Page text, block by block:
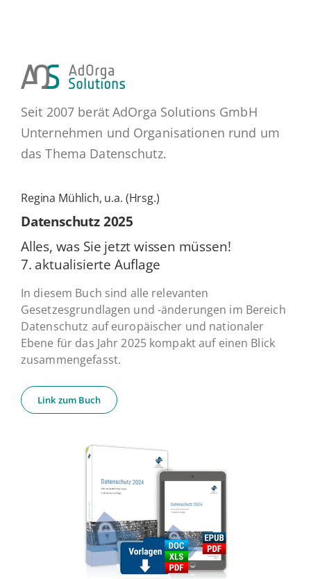
Seit 2007 berät AdOrga Solutions GmbH
Unternehmen und Organisationen rund um
das Thema Datenschutz.
Regina Mühlich, u.a. (Hrsg.)
Daten­schutz 2025
Alles, was Sie jetzt wissen müssen!
7. ak­tua­li­sier­te Auflage
In diesem Buch sind alle relevanten
Gesetzesgrundlagen und -änderungen im Bereich
Datenschutz auf europäischer und nationaler
Ebene für das Jahr 2025 kompakt auf einen Blick
zusammengefasst.
Link zum Buch